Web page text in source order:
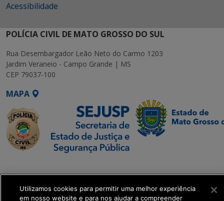
Acessibilidade
POLÍCIA CIVIL DE MATO GROSSO DO SUL
Rua Desembargador Leão Neto do Carmo 1203
Jardim Veraneio - Campo Grande | MS
CEP 79037-100
MAPA
Executiva de
Transformação Digital
Utilizamos cookies para permitir uma melhor experiência
em nosso website e para nos ajudar a compreender